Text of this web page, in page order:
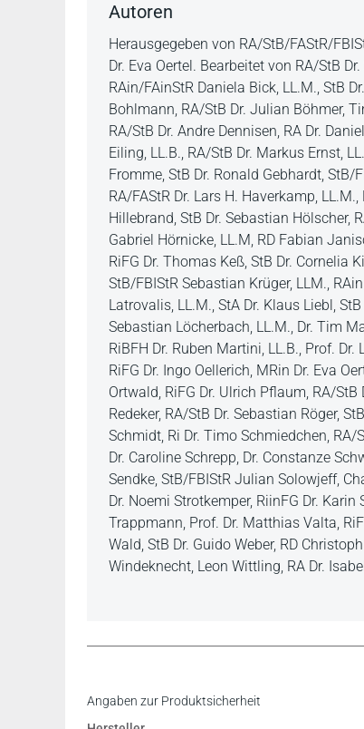
Autoren
Herausgegeben von RA/StB/FAStR/
Dr. Eva Oertel. Bearbeitet von RA/StB
RAin/FAinStR Daniela Bick, LL.M., StB
Bohlmann, RA/StB Dr. Julian Böhmer,
RA/StB Dr. Andre Dennisen, RA Dr.
Eiling, LL.B., RA/StB Dr. Markus Ernst,
Fromme, StB Dr. Ronald Gebhardt, StB/
RA/FAStR Dr. Lars H. Haverkamp,
Hillebrand, StB Dr. Sebastian Hölscher,
Gabriel Hörnicke, LL.M, RD Fabian
RiFG Dr. Thomas Keß, StB Dr. Cornelia
StB/FBIStR Sebastian Krüger, LLM.,
Latrovalis, LL.M., StA Dr. Klaus Liebl,
Sebastian Löcherbach, LL.M., Dr. Tim
RiBFH Dr. Ruben Martini, LL.B., Prof.
RiFG Dr. Ingo Oellerich, MRin Dr. Eva
Ortwald, RiFG Dr. Ulrich Pflaum, RA/
Redeker, RA/StB Dr. Sebastian Röger,
Schmidt, Ri Dr. Timo Schmiedchen, RA/
Dr. Caroline Schrepp, Dr. Constanze
Sendke, StB/FBIStR Julian Solowjeff,
Dr. Noemi Strotkemper, RiinFG Dr.
Trappmann, Prof. Dr. Matthias Valta,
Wald, StB Dr. Guido Weber, RD
Windeknecht, Leon Wittling, RA Dr.
Inhaltsverzeichnis
Vorwort
Angaben zur Produktsicherheit